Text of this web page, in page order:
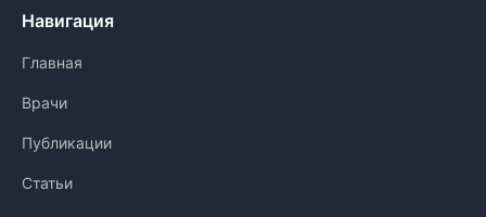
Навигация
Главная
Врачи
Публикации
Статьи